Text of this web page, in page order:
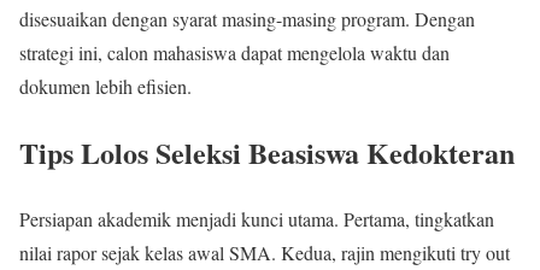
disesuaikan dengan syarat masing-masing program. Dengan
strategi ini, calon mahasiswa dapat mengelola waktu dan
dokumen lebih efisien.
Tips Lolos Seleksi Beasiswa Kedokteran
Persiapan akademik menjadi kunci utama. Pertama, tingkatkan
nilai rapor sejak kelas awal SMA. Kedua, rajin mengikuti try out